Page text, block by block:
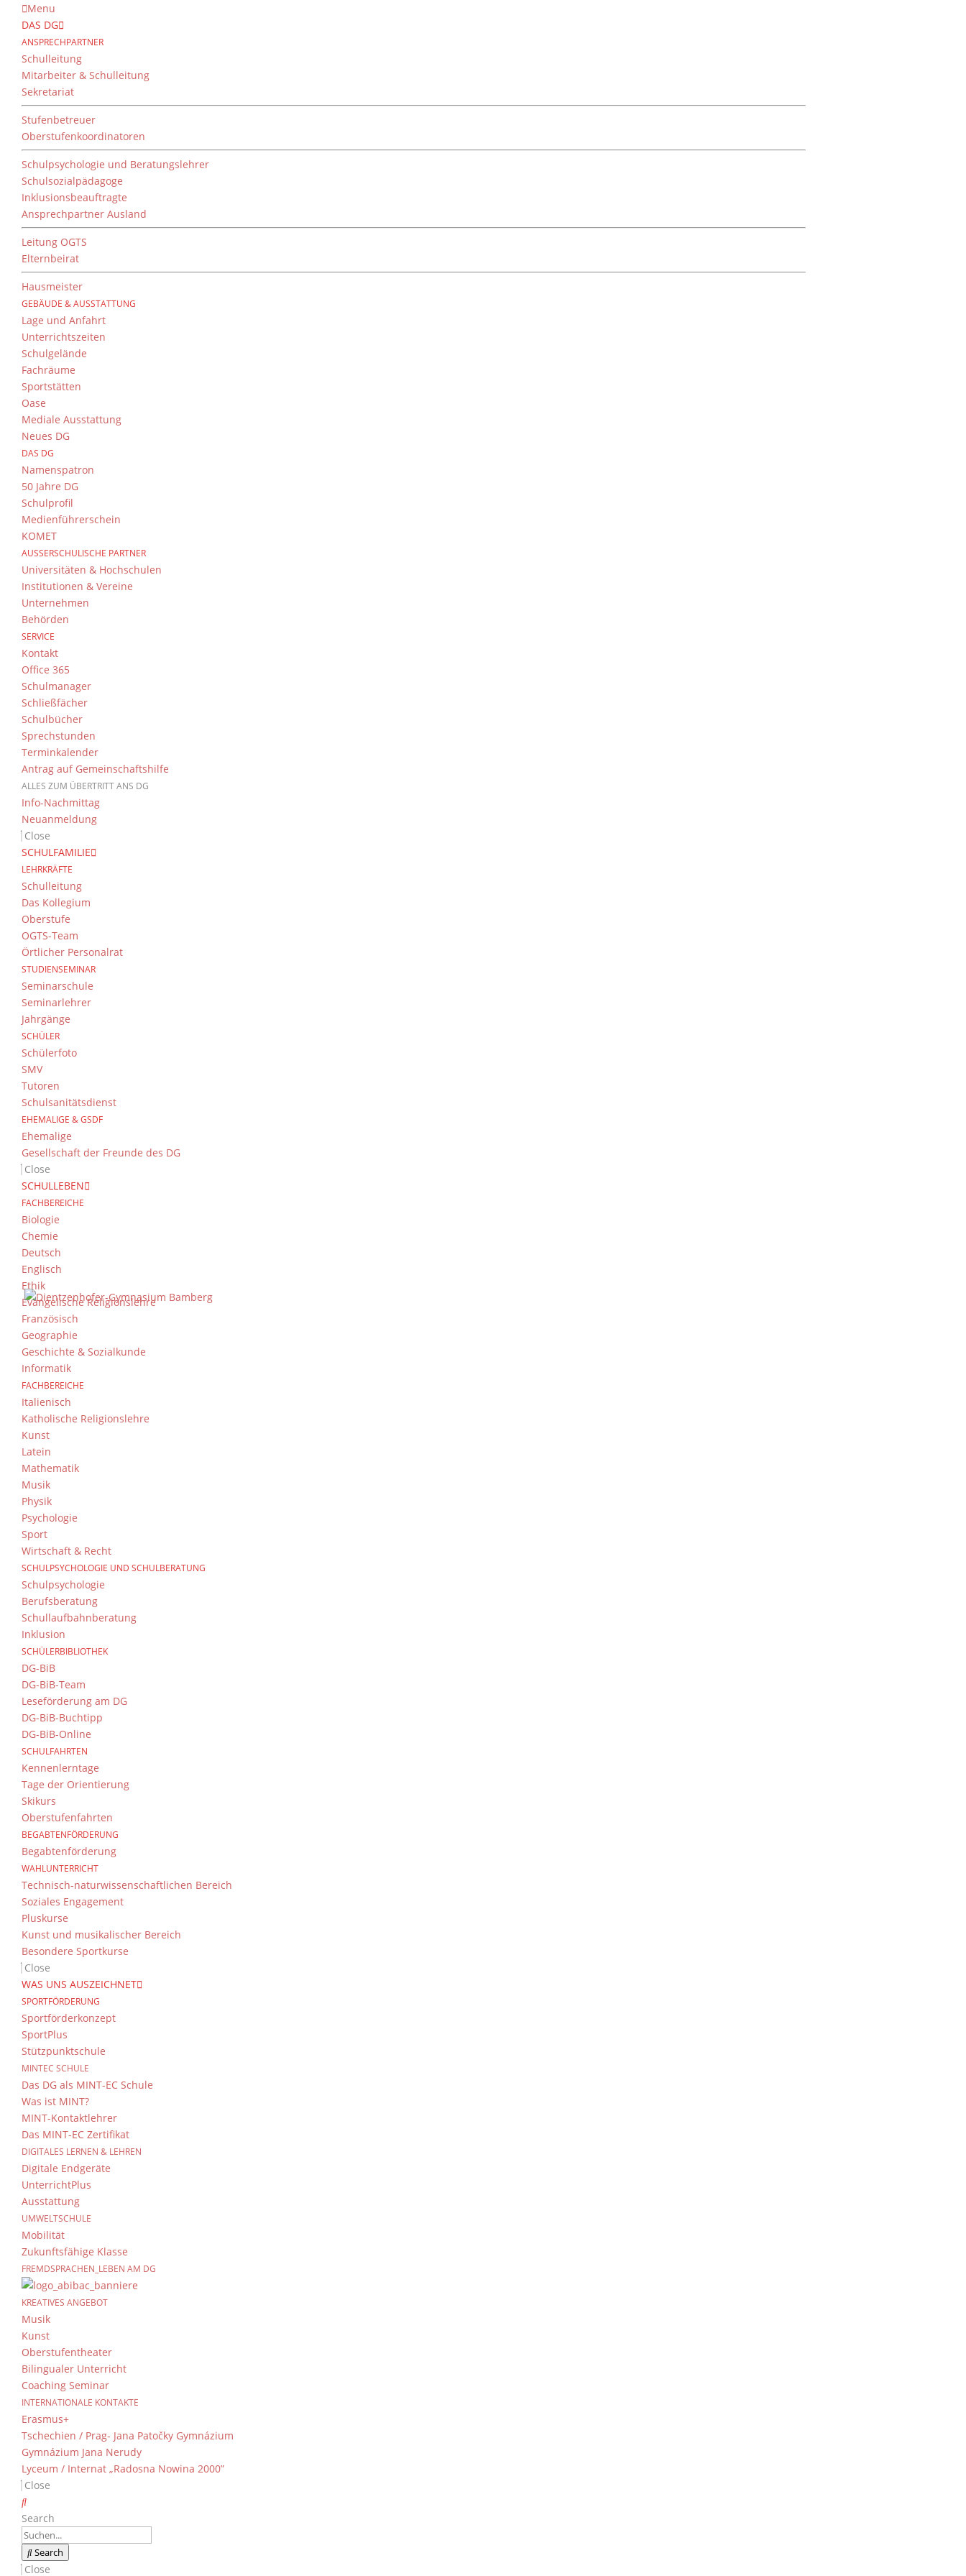
Menu
DAS DG
ANSPRECHPARTNER
Schulleitung
Mitarbeiter & Schulleitung
Sekretariat
Stufenbetreuer
Oberstufenkoordinatoren
Schulpsychologie und Beratungslehrer
Schulsozialpädagoge
Inklusionsbeauftragte
Ansprechpartner Ausland
Leitung OGTS
Elternbeirat
Hausmeister
GEBÄUDE & AUSSTATTUNG
Lage und Anfahrt
Unterrichtszeiten
Schulgelände
Fachräume
Sportstätten
Oase
Mediale Ausstattung
Neues DG
DAS DG
Namenspatron
50 Jahre DG
Schulprofil
Medienführerschein
KOMET
AUSSERSCHULISCHE PARTNER
Universitäten & Hochschulen
Institutionen & Vereine
Unternehmen
Behörden
SERVICE
Kontakt
Office 365
Schulmanager
Schließfächer
Schulbücher
Sprechstunden
Terminkalender
Antrag auf Gemeinschaftshilfe
ALLES ZUM ÜBERTRITT ANS DG
Info-Nachmittag
Neuanmeldung
Close
SCHULFAMILIE
LEHRKRÄFTE
Schulleitung
Das Kollegium
Oberstufe
OGTS-Team
Örtlicher Personalrat
STUDIENSEMINAR
Seminarschule
Seminarlehrer
Jahrgänge
SCHÜLER
Schülerfoto
SMV
Tutoren
Schulsanitätsdienst
EHEMALIGE & GSDF
Ehemalige
Gesellschaft der Freunde des DG
Close
SCHULLEBEN
FACHBEREICHE
Biologie
Chemie
Deutsch
Englisch
Ethik
Evangelische Religionslehre
Französisch
Geographie
Geschichte & Sozialkunde
Informatik
FACHBEREICHE
Italienisch
Katholische Religionslehre
Kunst
Latein
Mathematik
Musik
Physik
Psychologie
Sport
Wirtschaft & Recht
SCHULPSYCHOLOGIE UND SCHULBERATUNG
Schulpsychologie
Berufsberatung
Schullaufbahnberatung
Inklusion
SCHÜLERBIBLIOTHEK
DG-BiB
DG-BiB-Team
Leseförderung am DG
DG-BiB-Buchtipp
DG-BiB-Online
SCHULFAHRTEN
Kennenlerntage
Tage der Orientierung
Skikurs
Oberstufenfahrten
BEGABTENFÖRDERUNG
Begabtenförderung
WAHLUNTERRICHT
Technisch-naturwissenschaftlichen Bereich
Soziales Engagement
Pluskurse
Kunst und musikalischer Bereich
Besondere Sportkurse
Close
WAS UNS AUSZEICHNET
SPORTFÖRDERUNG
Sportförderkonzept
SportPlus
Stützpunktschule
MINTEC SCHULE
Das DG als MINT-EC Schule
Was ist MINT?
MINT-Kontaktlehrer
Das MINT-EC Zertifikat
DIGITALES LERNEN & LEHREN
Digitale Endgeräte
UnterrichtPlus
Ausstattung
UMWELTSCHULE
Mobilität
Zukunftsfähige Klasse
FREMDSPRACHEN_LEBEN AM DG
KREATIVES ANGEBOT
Musik
Kunst
Oberstufentheater
Bilingualer Unterricht
Coaching Seminar
INTERNATIONALE KONTAKTE
Erasmus+
Tschechien / Prag- Jana Patočky Gymnázium
Gymnázium Jana Nerudy
Lyceum / Internat „Radosna Nowina 2000”
Close
Search
Search
Close
Nordbayern-Finale in Hammelburg
von
Beim Nordbayern-Finale in Hammelburg konnten unsere „großen Jungs“ noch einmal ihr Können unter Beweis stellen.
Gleich im ersten Spiel wartete mit dem Gastgeber ein hochkarätiger Gegner. In einer intensiven Partie musste sich
unser Team zwar knapp geschlagen geben, zeigte dabei aber bereits eine starke Leistung.
zurück. Nach einer weiteren knappen Niederlage gegen Schwabach und einem ebenso umkämpften Spiel gegen
Amberg, das unsere Mannschaft schließlich für sich entscheiden konnte, stand am Ende ein verdienter